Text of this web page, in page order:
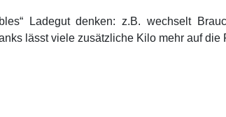
Ladegut denken: z.B. wechselt
lässt viele zusätzliche Kilo mehr auf die